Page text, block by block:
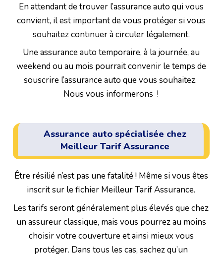
En attendant de trouver l’assurance auto qui vous
convient, il est important de vous protéger si vous
souhaitez continuer à circuler légalement.
Une assurance auto temporaire, à la journée, au
weekend ou au mois pourrait convenir le temps de
souscrire l’assurance auto que vous souhaitez.
Nous vous informerons !
Assurance auto spécialisée chez
Meilleur Tarif Assurance
Être résilié n’est pas une fatalité ! Même si vous êtes
inscrit sur le fichier Meilleur Tarif Assurance.
Les tarifs seront généralement plus élevés que chez
un assureur classique, mais vous pourrez au moins
choisir votre couverture et ainsi mieux vous
protéger. Dans tous les cas, sachez qu’un